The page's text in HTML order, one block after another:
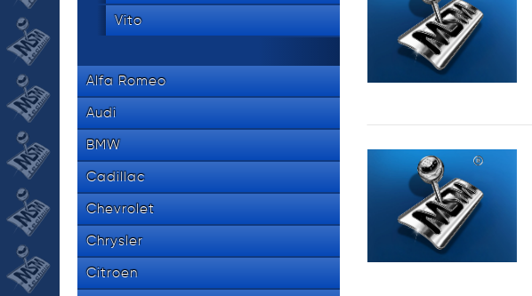
Vito
Alfa Romeo
Audi
BMW
Cadillac
Chevrolet
Chrysler
Citroen